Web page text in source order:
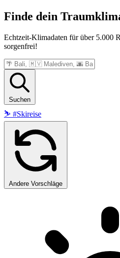
Finde dein
Echtzeit-Klimadaten für über 5.000
sorgenfrei!
Suchen
⛷️ #Skireise
Andere Vorschläge